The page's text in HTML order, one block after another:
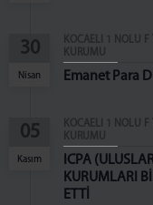
ZİYARET KURALLARI
EŞYA YÖNETMELİĞİ
30
Nisan
KOCAELİ 1 NOLU F
KURUMU
Emanet Para
05
Kasım
KOCAELİ 1 NOLU F
KURUMU
ICPA
KURUMLARI
ETTİ